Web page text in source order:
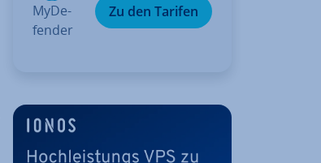
My­De­
fen­der
Zu den Tarifen